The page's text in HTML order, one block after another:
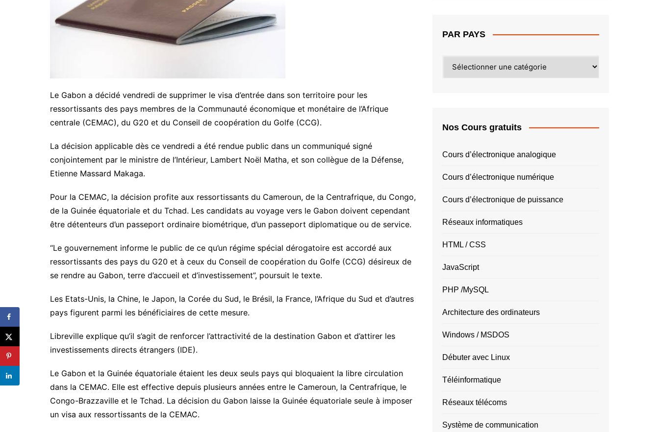
Le Gabon a décidé vendredi de supprimer le visa d’entrée dans son territoire pour les
ressortissants des pays membres de la Communauté économique et monétaire de l’Afrique
centrale (CEMAC), du G20 et du Conseil de coopération du Golfe (CCG).
La décision applicable dès ce vendredi a été rendue public dans un communiqué signé
conjointement par le ministre de l’Intérieur, Lambert Noël Matha, et son collègue de la Défense,
Etienne Massard Makaga.
Pour la CEMAC, la décision profite aux ressortissants du Cameroun, de la Centrafrique, du Congo,
de la Guinée équatoriale et du Tchad. Les candidats au voyage vers le Gabon doivent cependant
être détenteurs d’un passeport ordinaire biométrique, d’un passeport diplomatique ou de service.
“Le gouvernement informe le public de ce qu’un régime spécial dérogatoire est accordé aux
ressortissants des pays du G20 et à ceux du Conseil de coopération du Golfe (CCG) désireux de
se rendre au Gabon, terre d’accueil et d’investissement”, poursuit le texte.
Les Etats-Unis, la Chine, le Japon, la Corée du Sud, le Brésil, la France, l’Afrique du Sud et d’autres
pays figurent parmi les bénéficiaires de cette mesure.
Libreville explique qu’il s’agit de renforcer l’attractivité de la destination Gabon et d’attirer les
investissements directs étrangers (IDE).
Le Gabon et la Guinée équatoriale étaient les deux seuls pays qui bloquaient la libre circulation
dans la CEMAC. Elle est effective depuis plusieurs années entre le Cameroun, la Centrafrique, le
Congo-Brazzaville et le Tchad. La décision du Gabon laisse la Guinée équatoriale seule à imposer
un visa aux ressortissants de la CEMAC.
PAR PAYS
PAYS
Nos Cours gratuits
Cours d’électronique analogique
Cours d’électronique numérique
Cours d’électronique de puissance
Réseaux informatiques
HTML / CSS
JavaScript
PHP /MySQL
Architecture des ordinateurs
Windows / MSDOS
Débuter avec Linux
Téléinformatique
Réseaux télécoms
Système de communication